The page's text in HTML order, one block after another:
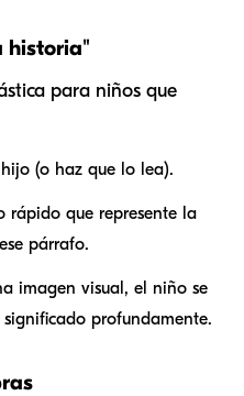
historia"
para niños que
(o haz que lo lea).
rápido que represente la
párrafo.
imagen visual, el niño se
profundamente.